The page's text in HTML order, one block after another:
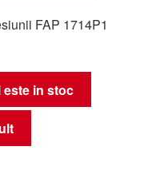
FAP 1714P1
in stoc